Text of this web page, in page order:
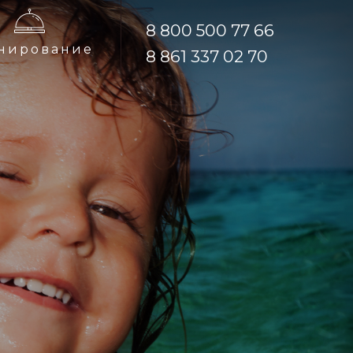
8 800 500 77 66
8 861 337 02 70
8 800 500 77 66
8 861 337 02 70